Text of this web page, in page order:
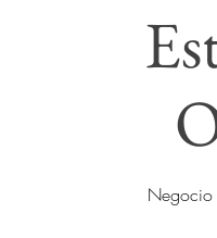
Negocio